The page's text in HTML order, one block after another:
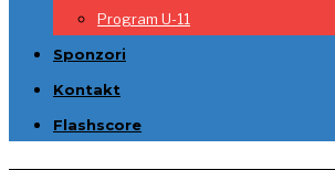
Program U-11
Sponzori
Kontakt
Flashscore